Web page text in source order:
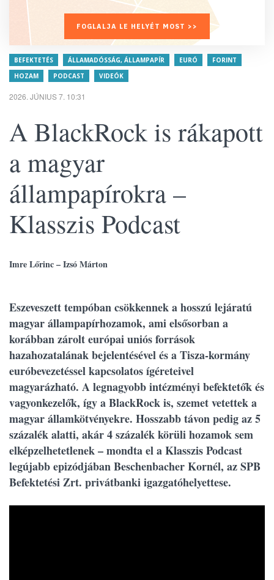
FOGLALJA LE HELYÉT MOST >>
BEFEKTETÉS ÁLLAMADÓSSÁG, ÁLLAMPAPÍR EURÓ
FORINT
HOZAM
PODCAST VIDEÓK
2026. JÚNIUS 7. 10:31
A BlackRock is rákapott
a magyar
állampapírokra –
Klasszis Podcast
Imre Lőrinc – Izsó Márton
Eszeveszett tempóban csökkennek a hosszú lejáratú
magyar állampapírhozamok, ami elsősorban a
korábban zárolt európai uniós források
hazahozatalának bejelentésével és a Tisza-kormány
euróbevezetéssel kapcsolatos ígéreteivel
magyarázható. A legnagyobb intézményi befektetők és
vagyonkezelők, így a BlackRock is, szemet vetettek a
magyar államkötvényekre. Hosszabb távon pedig az 5
százalék alatti, akár 4 százalék körüli hozamok sem
elképzelhetetlenek – mondta el a Klasszis Podcast
legújabb epizódjában Beschenbacher Kornél, az SPB
Befektetési Zrt. privátbanki igazgatóhelyettese.